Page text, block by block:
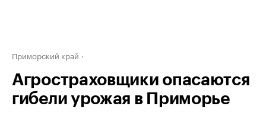
Приморский край
Агростраховщики опасаются
гибели урожая в Приморье